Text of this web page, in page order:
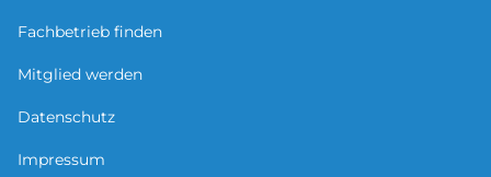
Fachbetrieb finden
Mitglied werden
Datenschutz
Impressum